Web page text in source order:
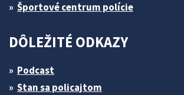
Športové centrum polície
DÔLEŽITÉ ODKAZY
Podcast
Stan sa policajtom